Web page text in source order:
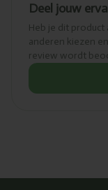
Deel jouw
Heb je dit
anderen kiezen
review wordt